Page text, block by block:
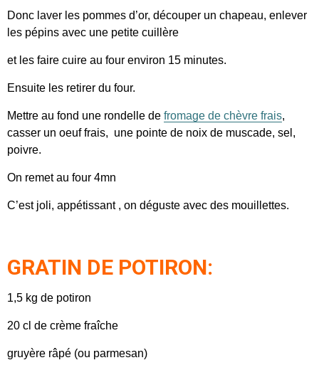
Donc laver les pommes d’or, découper un chapeau, enlever
les pépins avec une petite cuillère
et les faire cuire au four environ 15 minutes.
Ensuite les retirer du four.
Mettre au fond une rondelle de fromage de chèvre frais,
casser un oeuf frais, une pointe de noix de muscade, sel,
poivre.
On remet au four 4mn
C’est joli, appétissant , on déguste avec des mouillettes.
GRATIN DE POTIRON:
1,5 kg de potiron
20 cl de crème fraîche
gruyère râpé (ou parmesan)